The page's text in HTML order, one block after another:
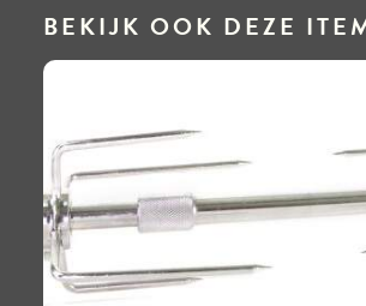
BEKIJK OOK DEZE